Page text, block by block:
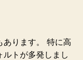
ります。
特に高
ルトが多発しまし